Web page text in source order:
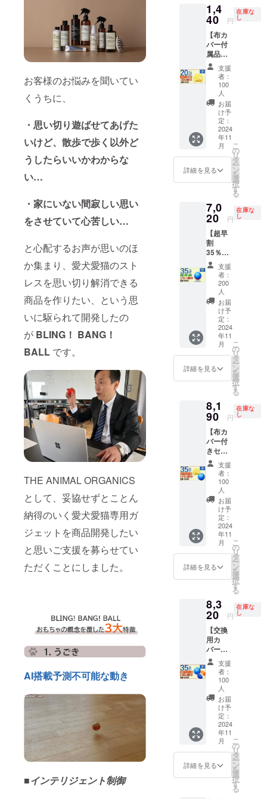
お客様のお悩みを聞いてい
くうちに、
・思い切り遊ばせてあげた
いけど、散歩で歩く以外ど
うしたらいいかわからな
い…
・家にいない間寂しい思い
をさせていて心苦しい…
と心配するお声が思いのほ
か集まり、愛犬愛猫のスト
レスを思い切り解消できる
商品を作りたい、という思
いに駆られて開発したの
が BLING！ BANG！
BALL です。
THE ANIMAL ORGANICS
として、妥協せずとことん
納得のいく愛犬愛猫専用ガ
ジェットを商品開発したい
と思いご支援を募らせてい
ただくことにしました。
AI搭載予測不可能な動き
■インテリジェント制御
製造状
況によ
り出荷
時期が
遅れる
場合が
ござい
ます。
※適格請
求書発
行事業
者登録
番号の
記載の
あるイ
ンボイ
スが必
要な場
合は、
直接お
くださ
い。
ト）と
しても
使えま
す。 ※
製造状
況によ
り出荷
時期が
遅れる
場合が
ござい
ます。
※適格請
求書発
行事業
者登録
番号の
記載の
あるイ
ンボイ
要な場
合は、
直接お
問合せ
くださ
い。
製造状
況によ
り出荷
時期が
遅れる
場合が
ござい
ます。
※適格請
求書発
行事業
者登録
番号の
記載の
あるイ
ンボイ
スが必
要な場
合は、
問合せ
くださ
い。
CAMPF
IREの仕
様上12
月とし
ており
ますが
準備出
来次第
早めに
配送処
理させ
て頂き
ます。
犬猫の
気分転
換用、
ション
でご近
への音
が気に
なる方
向けカ
バー付
き 室内
でも公
園でも
使える
便利
グッズ
AI搭載
ジェッ
トボー
ルで運
動不足
解消
ポータ
ブル商
機能
ペット
用おも
ちゃ
LEDラ
イトと
予測不
能な動
きで犬
猫を刺
激 毒や
害に対
しての
安全基
準を取
得 ギフ
ト（プ
レゼン
す。 ※
製造状
況によ
り出荷
時期が
遅れる
場合が
ござい
ます。
※適格請
求書発
行事業
者登録
番号の
記載の
あるイ
スが必
要な場
バー
（定価
1,800
円） × 1
個 配送
時期】
リター
ンにご
支援し
ていた
だいた
方の順
番に配
送して
まいり
ます。
IREの仕
様上12
ます
が、ク
ラウド
ファン
ディン
グ終了
後に対
応しま
す。生
産から
の配送
となり
ますの
で遅い
と翌月
商品到
着にな
る可能
性もご
す。
※CAMP
FIREの
仕様上
同等
サービ
スの追
加は値
上しな
いとい
けなく
15円値
上げさ
せて頂
いてお
ります
のであ
らかじ
めご了
承くだ
犬猫の
気分転
換用、
マン
ション
でご近
所さん
への音
が気に
なる方
向けカ
バー付
き 室内
でも公
園でも
使える
便利
グッズ
月とし
ており
ますが
支援月
の翌月
には配
送処理
させて
頂きま
す。 室
内でも
公園で
も使え
る便利
グッズ
AI搭載
ジェッ
トボー
解消
ポータ
ブル商
品で多
機能
ペット
用おも
ちゃ
LEDラ
イトと
予測不
能な動
きで犬
猫を刺
激 毒や
害に対
安全基
準を取
ト（プ
レゼン
ト）と
しても
使えま
す。 ※
製造状
況によ
り出荷
時期が
遅れる
場合が
ござい
ます。
※適格請
求書発
行事業
者登録
番号の
記載の
ンボイ
スが必
要な場
合は、
直接お
問合せ
くださ
い。
（税・
送料
込）
【内
容】
■BLING
！
BANG
BALL（
定価
10,800
円）× 2
個 └
USB充
電ケー
ブル × 2
個
■BLING
！BALL
交換カ
バー
（定価
2,000
円） × 2
個" 【配
送時
期】
CAMPF
IREの仕
様上11
月とし
ており
ますが
支援月
には配
送処理
す。 室
内でも
公園で
も使え
る便利
グッズ
AI搭載
ジェッ
トボー
ルで運
動不足
解消
ポータ
ブル商
品で多
機能
ペット
用おも
LEDラ
イトと
予測不
能な動
きで犬
猫を刺
激 毒や
害に対
しての
安全基
準を取
得 ギフ
ト（プ
レゼン
ト）と
しても
使えま
す。 ※
製造状
況によ
1,4
40 円
在庫な
し
【布カ
バー付
属品割
20％OF
F】100
名限定
割引
20％Ｏ
ＦＦ
コース
定価
1,800円
→1,440
円
（税・
容】
■BLING
！
BANG
！BALL
布カ
バー
（定価
1,800
円） × 1
個 【注
意】 ※
本リ
ターン
はオプ
ション
本体と
一緒に
たしま
す ※既
に本単
をお持
ちの方
は布カ
バーの
みのご
購入も
可能で
す。 犬
猫の気
分転換
用、マ
ンショ
ンでご
んへの
音が気
方向け
オプ
ション
です。
室内で
も公園
でも使
える便
利グッ
ズ AI搭
載ガ
ジェッ
トボー
ルで運
動不足
解消
ポータ
ブル商
品で多
機能
支援
者：
100
人
お届
け予
定：
2024
年11
月
詳細を見る
こ
の
リ
タ
ー
ン
を
選
択
す
る
7,0
20 円
在庫な
し
【超早
割
35％OF
F】200
名限定
BLING
BANG
！BALL
割引
35％Ｏ
ＦＦ
コース
定価
10,800
→7,020
（税・
送料
込）
【内
容】
■BLING
！
BANG
BALL（
定価
10,800
円）× 1
個 └
USB充
電ケー
ブル × 1
個 【配
送時
IREの仕
様上11
月とし
ており
ますが
支援月
の翌月
には配
送処理
させて
頂きま
す。 室
内でも
公園で
も使え
る便利
AI搭載
ガ
支援
者：
200
人
お届
け予
定：
2024
年11
月
詳細を見る
こ
の
リ
タ
ー
ン
を
選
択
す
る
8,1
90 円
在庫な
し
【布カ
バー付
きセッ
ト割
35％OF
F】100
名限定
割引
35％Ｏ
ＦＦ
コース
定価
12,600
円
→8,190
込）
【内
容】
■BLING
！
BANG
！
BALL（
定価
10,800
円）× 1
個 └
USB充
電ケー
ブル × 1
■BLING
！
BANG
！BALL
支援
者：
100
人
お届
け予
定：
2024
年11
月
詳細を見る
こ
の
リ
タ
ー
ン
を
選
択
す
る
8,3
20 円
在庫な
し
【交換
用カ
バー付
きセッ
ト割
35％OF
F】100
名限定
割引
35％Ｏ
ＦＦ
コース
定価
12,800
円
支援
者：
100
人
お届
け予
定：
2024
年11
月
詳細を見る
こ
の
リ
タ
ー
ン
を
選
択
す
る